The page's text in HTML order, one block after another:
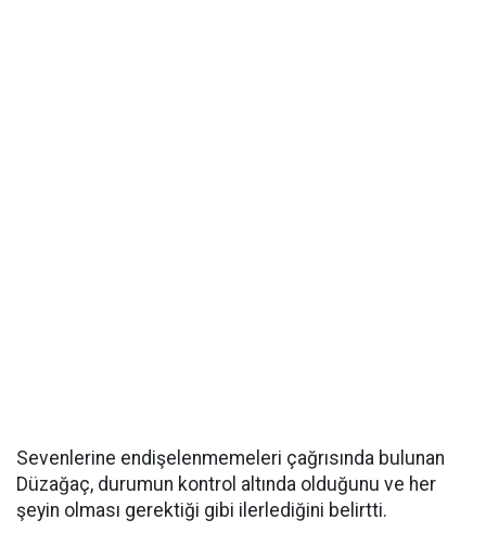
Sevenlerine endişelenmemeleri çağrısında bulunan
Düzağaç, durumun kontrol altında olduğunu ve her
şeyin olması gerektiği gibi ilerlediğini belirtti.